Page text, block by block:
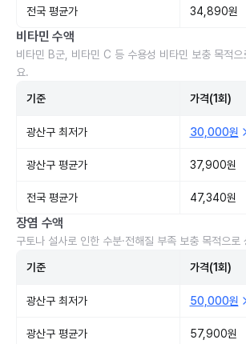
전국 평균가 34,890원
비타민 수액
비타민 B군, 비타민 C 등 수용성 비타민 보충 목적으
요.
기준 가격(1회)
광산구 최저가 30,000원
광산구 평균가 37,900원
전국 평균가 47,340원
장염 수액
구토나 설사로 인한 수분·전해질 부족 보충 목적으로
기준 가격(1회)
광산구 최저가 50,000원
광산구 평균가 57,900원